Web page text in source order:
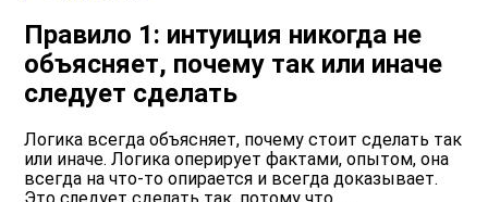
Правило 1: интуиция никогда не
объясняет, почему так или иначе
следует сделать
Логика всегда объясняет, почему стоит сделать так
или иначе. Логика оперирует фактами, опытом, она
всегда на что-то опирается и всегда доказывает.
Это следует сделать так, потому что…….